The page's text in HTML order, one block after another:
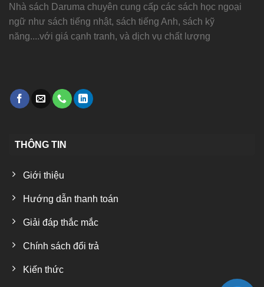
Nhà sách Daruma chuyên cung cấp các sách học ngoại
ngữ như sách tiếng nhật, sách tiếng Anh, sách kỹ
năng....với giá cạnh tranh, và dịch vụ chất lượng
THÔNG TIN
Giới thiệu
Hướng dẫn thanh toán
Giải đáp thắc mắc
Chính sách đổi trả
Kiến thức